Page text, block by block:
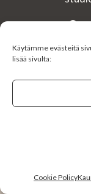
Käytämme evästeitä
lisää sivulta:
Cookie Policy